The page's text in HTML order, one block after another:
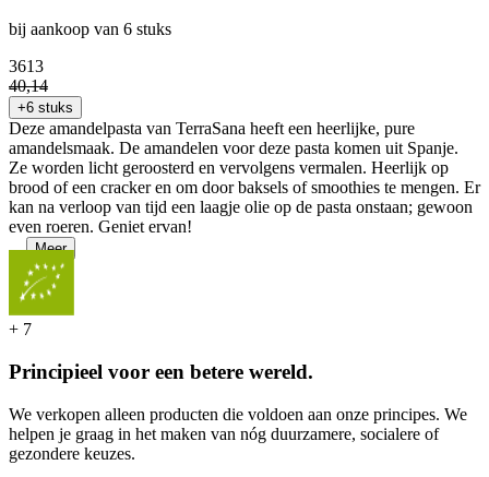
bij aankoop van 6 stuks
3613
40,14
+6 stuks
Deze amandelpasta van TerraSana heeft een heerlijke, pure
amandelsmaak. De amandelen voor deze pasta komen uit Spanje.
Ze worden licht geroosterd en vervolgens vermalen. Heerlijk op
brood of een cracker en om door baksels of smoothies te mengen. Er
kan na verloop van tijd een laagje olie op de pasta onstaan; gewoon
even roeren. Geniet ervan!
... Meer
+ 7
Principieel voor een betere wereld.
We verkopen alleen producten die voldoen aan onze principes. We
helpen je graag in het maken van nóg duurzamere, socialere of
gezondere keuzes.